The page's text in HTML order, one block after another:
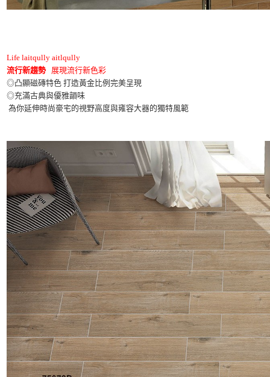
Life laitqully aitlqully
流行新趨勢展現流行新色彩
◎凸顯磁磚特色 打造黃金比例完美呈現
◎充滿古典與優雅韻味
為你延伸時尚豪宅的視野高度與雍容大器的獨特風範